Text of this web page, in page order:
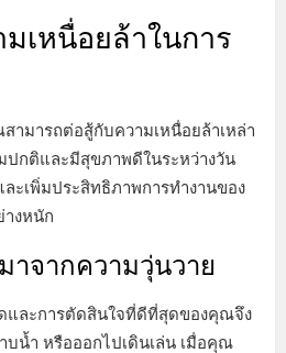
เหนื่อยล้าในการ
ามารถต่อสู้กับความเหนื่อยล้าเหล่า
กติและมีสุขภาพดีในระหว่างวัน
ะเพิ่มประสิทธิภาพการทำงานของ
งหนัก
าจากความวุ่นวาย
และการตัดสินใจที่ดีที่สุดของคุณจึง
บน้ำ หรือออกไปเดินเล่น เมื่อคุณ